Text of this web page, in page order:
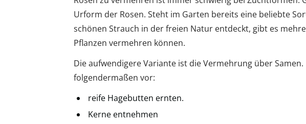
Urform der Rosen. Steht im Garten bereits eine beliebte
schönen Strauch in der freien Natur entdeckt, gibt es
Pflanzen vermehren können.
Die aufwendigere Variante ist die Vermehrung über Samen.
folgendermaßen vor:
reife Hagebutten ernten.
Kerne entnehmen